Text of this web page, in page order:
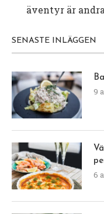
äventyr är
SENASTE INLÄGGEN
9
6